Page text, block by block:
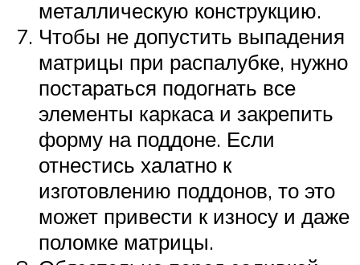
металлическую конструкцию.
Чтобы не допустить выпадения
матрицы при распалубке, нужно
постараться подогнать все
элементы каркаса и закрепить
форму на поддоне. Если
отнестись халатно к
изготовлению поддонов, то это
может привести к износу и даже
поломке матрицы.